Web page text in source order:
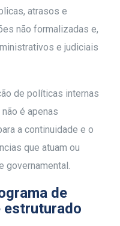
atrasos e
não formalizadas e,
e judiciais
de políticas internas
é apenas
a continuidade e o
que atuam ou
governamental.
de
estruturado